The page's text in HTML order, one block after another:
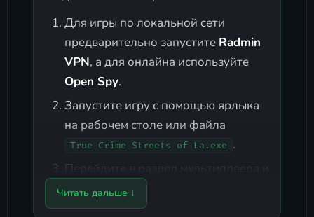
Для игры по локальной сети
предварительно запустите Radmin
VPN, а для онлайна используйте
Open Spy.
Запустите игру с помощью ярлыка
на рабочем столе или файла
True Crime Streets of La.exe
.
Перейдите в раздел мультиплеера и
установите желаемый никнейм для
сетевых матчей.
Читать дальше ↓